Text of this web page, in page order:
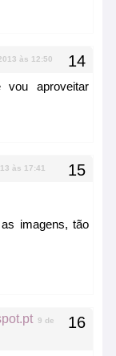
às 12:50
aproveitar
às 17:41
imagens, tão
9 de